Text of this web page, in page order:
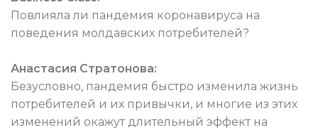
Повлияла ли пандемия коронавируса на
поведения молдавских потребителей?
Анастасия Стратонова:
Безусловно, пандемия быстро изменила жизнь
потребителей и их привычки, и многие из этих
изменений окажут длительный эффект на